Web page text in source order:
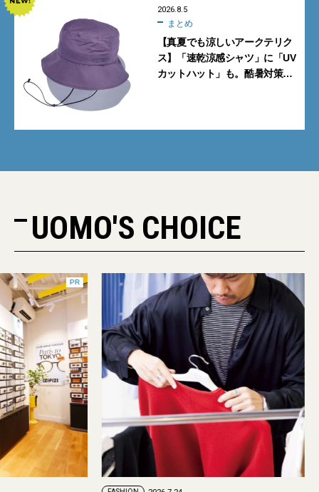
2026.8.5
まとめ
【真夏でも涼しいアークテリク
ス】「速乾涼感シャツ」に「UV
カットハット」も。酷暑対策に
UOMO'S CHOICE
PR